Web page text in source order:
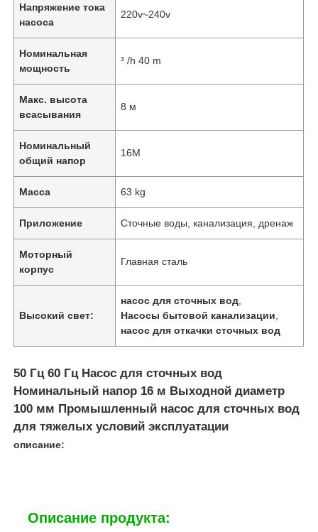
Напряжение тока
насоса
220v~240v
Номинальная
мощность
³ /h 40 m
Макс. высота
всасывания
8 м
Номинальный
общий напор
16M
Масса 63 kg
Приложение Сточные воды, канализация, дренаж
Моторный
корпус
Главная сталь
Высокий свет:
насос для сточных вод
Насосы бытовой канализации
насос для откачки сточных вод
50 Гц 60 Гц Насос для сточных вод
Номинальный напор 16 м Выходной диаметр
100 мм Промышленный насос для сточных вод
для тяжелых условий эксплуатации
описание:
Описание продукта: